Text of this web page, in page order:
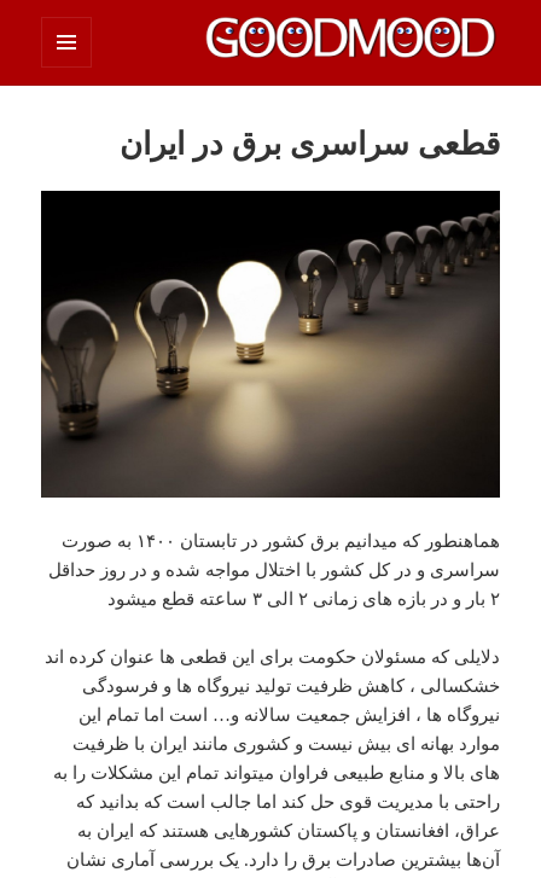
چیزای خووب مووب
قطعی سراسری برق در ایران
هماهنطور که میدانیم برق کشور در تابستان ۱۴۰۰ به صورت
سراسری و در کل کشور با اختلال مواجه شده و در روز حداقل
۲ بار و در بازه های زمانی ۲ الی ۳ ساعته قطع میشود
دلایلی که مسئولان حکومت برای این قطعی ها عنوان کرده اند
خشکسالی ، کاهش ظرفیت تولید نیروگاه ها و فرسودگی
نیروگاه ها ، افزایش جمعیت سالانه و… است اما تمام این
موارد بهانه ای بیش نیست و کشوری مانند ایران با ظرفیت
های بالا و منابع طبیعی فراوان میتواند تمام این مشکلات را به
راحتی با مدیریت قوی حل کند اما جالب است که بدانید که
عراق، افغانستان و پاکستان کشورهایی هستند که ایران به
آن‌ها بیشترین صادرات برق را دارد. یک بررسی آماری نشان